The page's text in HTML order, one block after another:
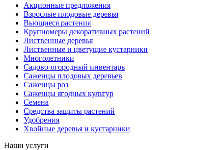
Акционные предложения
Взрослые плодовые деревья
Вьющиеся растения
Крупномеры декоративных растений
Лиственные деревья
Лиственные и цветущие кустарники
Многолетники
Садово-огородный инвентарь
Саженцы плодовых деревьев
Саженцы роз
Саженцы ягодных культур
Семена
Средства защиты растений
Удобрения
Хвойные деревья и кустарники
Наши услуги